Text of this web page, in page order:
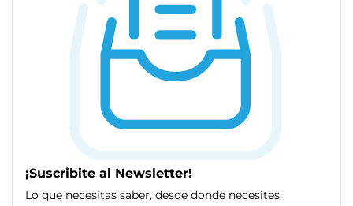
¡Suscribite al Newsletter!
Lo que necesitas saber, desde donde necesites